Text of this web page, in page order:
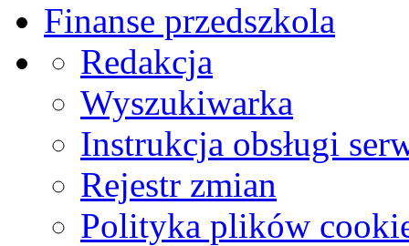
Finanse przedszkola
Redakcja
Wyszukiwarka
Instrukcja obsługi
Rejestr zmian
Polityka plików